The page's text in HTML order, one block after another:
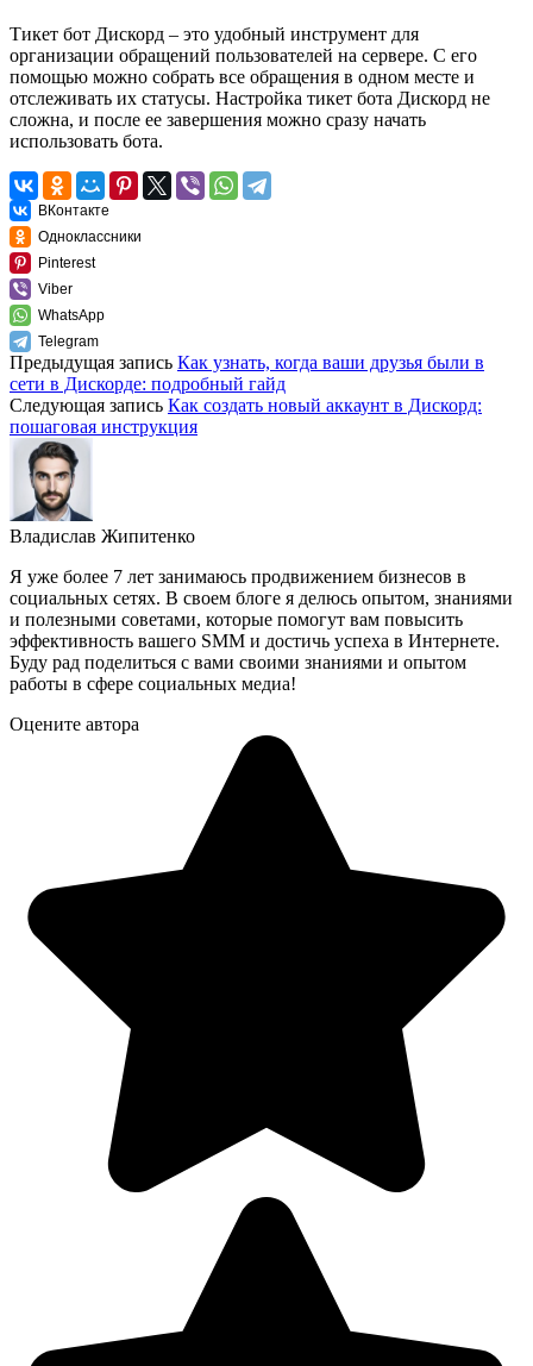
Тикет бот Дискорд – это удобный инструмент для
организации обращений пользователей на сервере. С его
помощью можно собрать все обращения в одном месте и
отслеживать их статусы. Настройка тикет бота Дискорд не
сложна, и после ее завершения можно сразу начать
использовать бота.
ВКонтакте
Одноклассники
Pinterest
Viber
WhatsApp
Telegram
Предыдущая запись Как узнать, когда ваши друзья были в
сети в Дискорде: подробный гайд
Следующая запись Как создать новый аккаунт в Дискорд:
пошаговая инструкция
Владислав Жипитенко
Я уже более 7 лет занимаюсь продвижением бизнесов в
социальных сетях. В своем блоге я делюсь опытом, знаниями
и полезными советами, которые помогут вам повысить
эффективность вашего SMM и достичь успеха в Интернете.
Буду рад поделиться с вами своими знаниями и опытом
работы в сфере социальных медиа!
Оцените автора